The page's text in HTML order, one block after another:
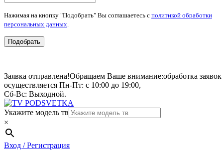
Нажимая на кнопку "Подобрать" Вы соглашаетесь с политикой обработки
персональных данных
Подобрать
Заявка отправлена!Обращаем Ваше внимание:обработка заявок
осуществляется Пн-Пт: с 10:00 до 19:00,
Сб-Вс: Выходной.
Укажите модель тв
×
Вход / Регистрация